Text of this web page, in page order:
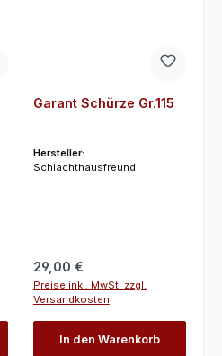
Garant Schürze Gr.115
Hersteller:
Schlachthausfreund
Regulärer Preis:
29,00 €
Preise inkl. MwSt. zzgl.
Versandkosten
In den Warenkorb